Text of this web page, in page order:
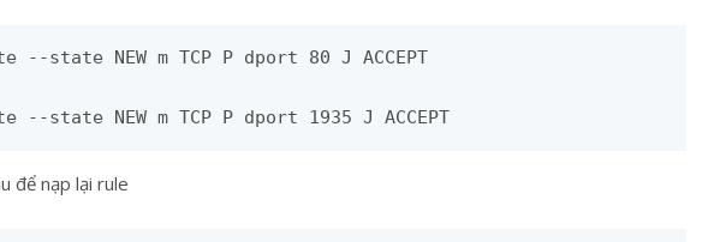
--state NEW m TCP P dport 80 J ACCEPT
--state NEW m TCP P dport 1935 J ACCEPT
để nạp lại rule